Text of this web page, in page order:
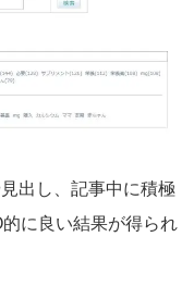
出し、記事中に積極
に良い結果が得られ